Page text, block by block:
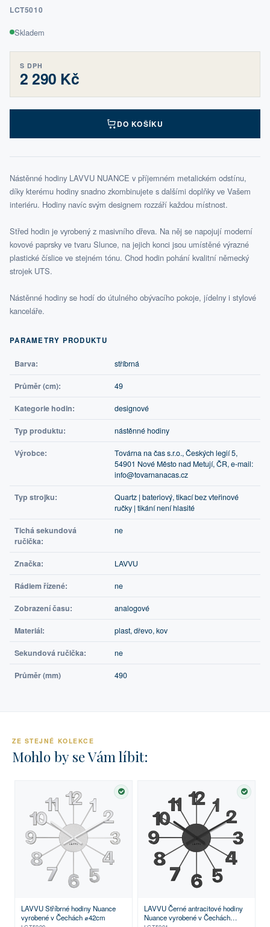
LCT5010
Skladem
S DPH
2 290 Kč
DO KOŠÍKU
Nástěnné hodiny LAVVU NUANCE v příjemném metalickém odstínu,
díky kterému hodiny snadno zkombinujete s dalšími doplňky ve Vašem
interiéru. Hodiny navíc svým designem rozzáří každou místnost.
Střed hodin je vyrobený z masivního dřeva. Na něj se napojují moderní
kovové paprsky ve tvaru Slunce, na jejich konci jsou umístěné výrazné
plastické číslice ve stejném tónu. Chod hodin pohání kvalitní německý
strojek UTS.
Nástěnné hodiny se hodí do útulného obývacího pokoje, jídelny i stylové
kanceláře.
PARAMETRY PRODUKTU
Barva: stříbrná
Průměr (cm): 49
Kategorie hodin: designové
Typ produktu: nástěnné hodiny
Výrobce:
Továrna na čas s.r.o., Českých legií 5,
54901 Nové Město nad Metují, ČR, e-mail:
info@tovarnanacas.cz
Typ strojku:
Quartz | bateriový, tikací bez vteřinové
ručky | tikání není hlasité
Tichá sekundová
ručička:
ne
Značka: LAVVU
Rádiem řízené: ne
Zobrazení času: analogové
Materiál: plast, dřevo, kov
Sekundová ručička: ne
Průměr (mm) 490
ZE STEJNÉ KOLEKCE
Mohlo by se Vám líbit:
SKLADEM
LAVVU Stříbrné hodiny Nuance
vyrobené v Čechách ⌀42cm
LAVVU Černé antracitové hodiny
Nuance vyrobené v Čechách